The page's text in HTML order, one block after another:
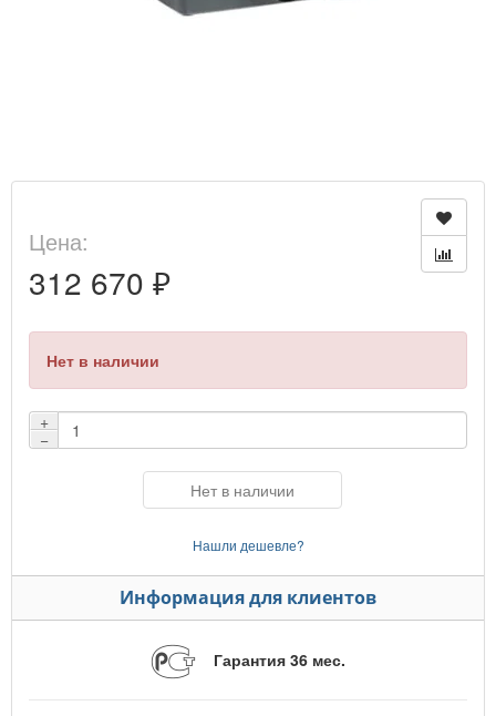
Цена:
312 670 ₽
Нет в наличии
+
−
Нет в наличии
Нашли дешевле?
Информация для клиентов
Гарантия 36 мес.